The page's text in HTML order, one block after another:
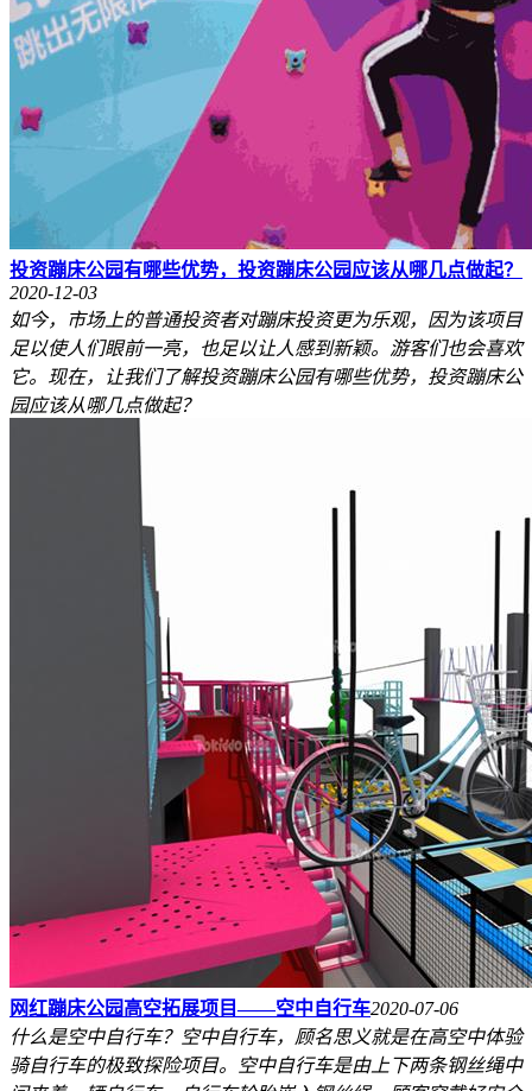
投资蹦床公园有哪些优势，投资蹦床公园应该从哪几点做起？
2020-12-03
如今，市场上的普通投资者对蹦床投资更为乐观，因为该项目
足以使人们眼前一亮，也足以让人感到新颖。游客们也会喜欢
它。现在，让我们了解投资蹦床公园有哪些优势，投资蹦床公
园​应该从哪几点做起？
网红蹦床公园高空拓展项目——空中自行车2020-07-06
什么是空中自行车？空中自行车，顾名思义就是在高空中体验
骑自行车的极致探险项目。空中自行车是由上下两条钢丝绳中